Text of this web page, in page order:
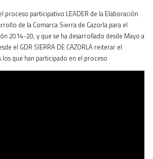
proceso participativo LEADER de la Elaboración
de la Comarca Sierra de Cazorla para el
2014-20, y que se ha desarrollado desde Mayo a
el GDR SIERRA DE CAZORLA reiterar el
que han participado en el proceso